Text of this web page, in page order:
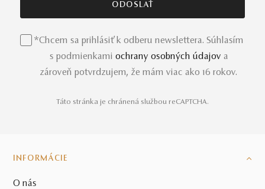
*Chcem sa prihlásiť k odberu newslettera. Súhlasím
s podmienkami ochrany osobných údajov a
zároveň potvrdzujem, že mám viac ako 16 rokov.
Táto stránka je chránená službou reCAPTCHA.
INFORMÁCIE
O nás